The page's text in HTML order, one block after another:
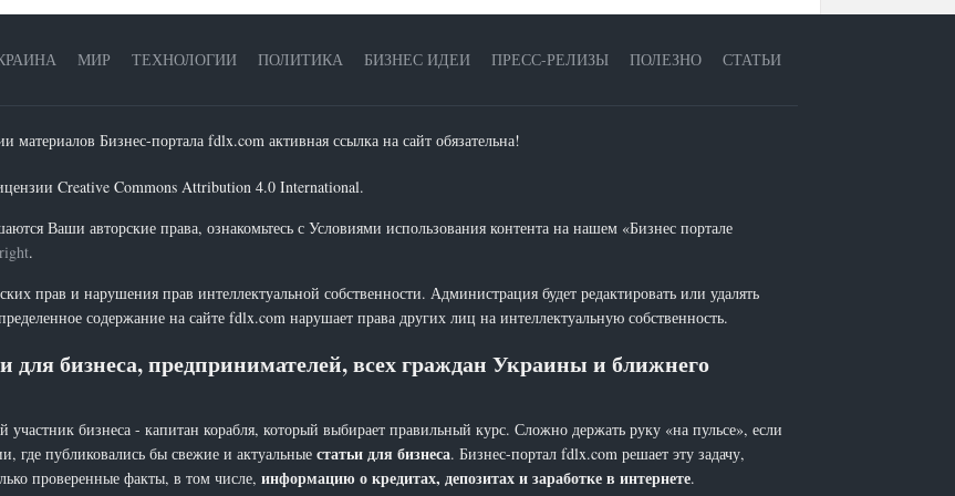
МИР ТЕХНОЛОГИИ ПОЛИТИКА БИЗНЕС ИДЕИ ПРЕСС-РЕЛИЗЫ ПОЛЕЗНО СТАТЬИ
материалов Бизнес-портала fdlx.com активная ссылка на сайт обязательна!
Creative Commons Attribution 4.0 International.
Ваши авторские права, ознакомьтесь с Условиями использования контента на нашем «Бизнес портале
.
прав и нарушения прав интеллектуальной собственности. Администрация будет редактировать или удалять
содержание на сайте fdlx.com нарушает права других лиц на интеллектуальную собственность.
для бизнеса, предпринимателей, всех граждан Украины и ближнего
бизнеса - капитан корабля, который выбирает правильный курс. Сложно держать руку «на пульсе», если
где публиковались бы свежие и актуальные статьи для бизнеса. Бизнес-портал fdlx.com решает эту задачу,
проверенные факты, в том числе, информацию о кредитах, депозитах и заработке в интернете.